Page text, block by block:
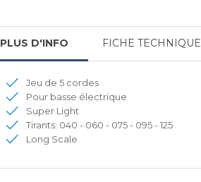
PLUS D'INFO FICHE TECHNIQUE
Jeu de 5 cordes
Pour basse électrique
Super Light
Tirants: 040 - 060 - 075 - 095 - 125
Long Scale